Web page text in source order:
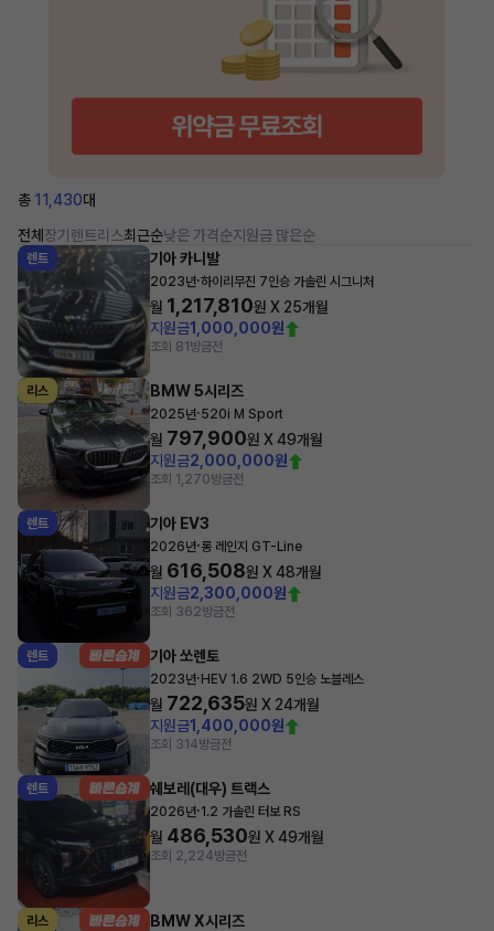
총 11,430대
전체 장기렌트리스최근순낮은 가격순지원금 많은순
렌트 기아 카니발
2023년·하이리무진 7인승 가솔린 시그니처
월 1,217,810원 X 25개월
지원금1,000,000원
조회 81 방금전
리스 BMW 5시리즈
2025년·520i M Sport
월 797,900원 X49개월
지원금2,000,000원
조회 1,270방금전
렌트 기아 EV3
2026년·롱 레인지 GT-Line
월 616,508원 X48개월
지원금2,300,000원
조회 362방금전
렌트 기아 쏘렌토
2023년· HEV 1.6 2WD 5인승 노블레스
월 722,635원 X 24개월
지원금1,400,000원
조회 314방금전
렌트 쉐보레(대우) 트랙스
2026년·1.2 가솔린 터보 RS
월 486,530원 X49개월
조회 2,224방금전
리스 BMW X시리즈